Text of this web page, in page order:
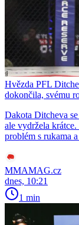
Hvězda PFL
dokončila, svému
Dakota Ditcheva
ale vydržela
problém s rukama
MMAMAG.cz
dnes, 10:21
1 min